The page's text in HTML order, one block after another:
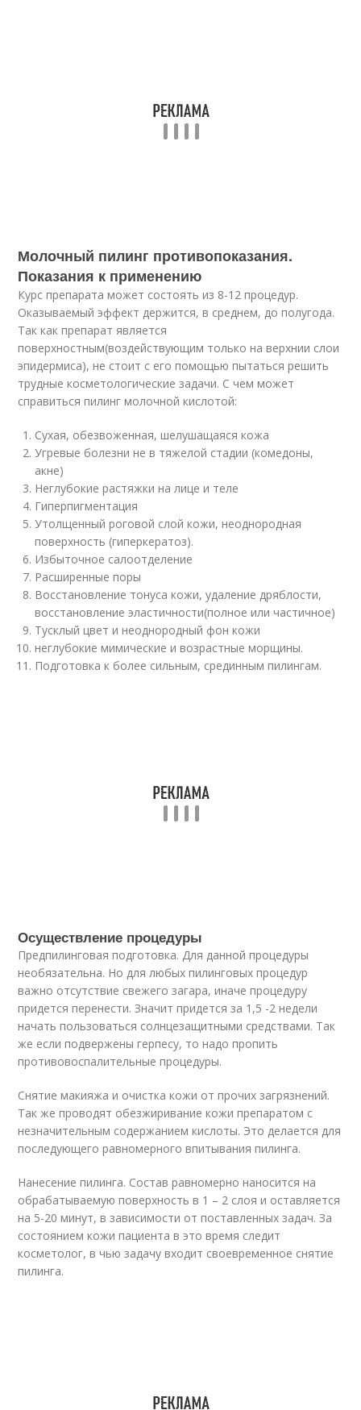
Молочный пилинг противопоказания.
Показания к применению
Курс препарата может состоять из 8-12 процедур.
Оказываемый эффект держится, в среднем, до полугода.
Так как препарат является
поверхностным(воздействующим только на верхнии слои
эпидермиса), не стоит с его помощью пытаться решить
трудные косметологические задачи. С чем может
справиться пилинг молочной кислотой:
Сухая, обезвоженная, шелушащаяся кожа
Угревые болезни не в тяжелой стадии (комедоны,
акне)
Неглубокие растяжки на лице и теле
Гиперпигментация
Утолщенный роговой слой кожи, неоднородная
поверхность (гиперкератоз).
Избыточное салоотделение
Расширенные поры
Восстановление тонуса кожи, удаление дряблости,
восстановление эластичности(полное или частичное)
Тусклый цвет и неоднородный фон кожи
неглубокие мимические и возрастные морщины.
Подготовка к более сильным, срединным пилингам.
Осуществление процедуры
Предпилинговая подготовка. Для данной процедуры
необязательна. Но для любых пилинговых процедур
важно отсутствие свежего загара, иначе процедуру
придется перенести. Значит придется за 1,5 -2 недели
начать пользоваться солнцезащитными средствами. Так
же если подвержены герпесу, то надо пропить
противовоспалительные процедуры.
Снятие макияжа и очистка кожи от прочих загрязнений.
Так же проводят обезжиривание кожи препаратом с
незначительным содержанием кислоты. Это делается для
последующего равномерного впитывания пилинга.
Нанесение пилинга. Состав равномерно наносится на
обрабатываемую поверхность в 1 – 2 слоя и оставляется
на 5-20 минут, в зависимости от поставленных задач. За
состоянием кожи пациента в это время следит
косметолог, в чью задачу входит своевременное снятие
пилинга.